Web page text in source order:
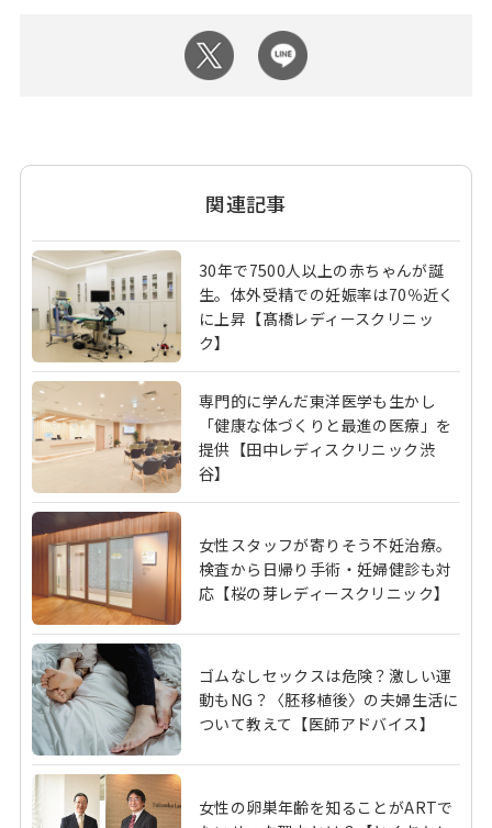
関連記事
30年で7500人以上の赤ちゃんが誕
生。体外受精での妊娠率は70％近く
に上昇【髙橋レディースクリニッ
ク】
専門的に学んだ東洋医学も生かし
「健康な体づくりと最進の医療」を
提供【田中レディスクリニック渋
谷】
女性スタッフが寄りそう不妊治療。
検査から日帰り手術・妊婦健診も対
応【桜の芽レディースクリニック】
ゴムなしセックスは危険？激しい運
動もNG？〈胚移植後〉の夫婦生活に
ついて教えて【医師アドバイス】
女性の卵巣年齢を知ることがARTで